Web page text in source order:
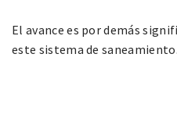
El avance es por demás
este sistema de saneamiento.